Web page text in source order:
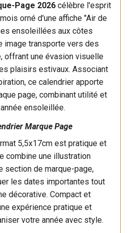
Page 2026 célèbre l'esprit
orné d'une affiche "Air de
ensoleillées aux côtes
image transporte vers des
offrant une évasion visuelle
plaisirs estivaux. Associant
ce calendrier apporte
page, combinant utilité et
ensoleillée.
Marque Page
5,5x17cm est pratique et
combine une illustration
section de marque-page,
les dates importantes tout
décorative. Compact et
expérience pratique et
votre année avec style.